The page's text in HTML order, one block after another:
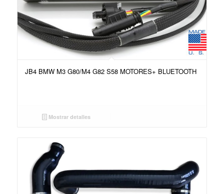
JB4 BMW M3 G80/M4 G82 S58 MOTORES+ BLUETOOTH
Mostrar detalles